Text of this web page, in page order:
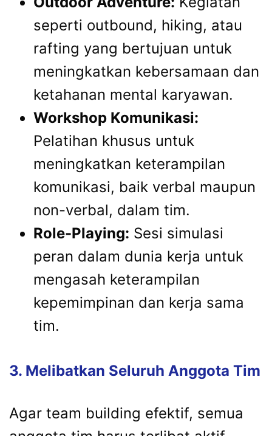
seperti outbound, hiking, atau
rafting yang bertujuan untuk
meningkatkan kebersamaan dan
ketahanan mental karyawan.
Workshop Komunikasi:
Pelatihan khusus untuk
meningkatkan keterampilan
komunikasi, baik verbal maupun
non-verbal, dalam tim.
Role-Playing: Sesi simulasi
peran dalam dunia kerja untuk
mengasah keterampilan
kepemimpinan dan kerja sama
tim.
3. Melibatkan Seluruh Anggota Tim
Agar team building efektif, semua